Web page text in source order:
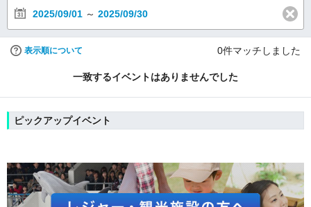
2025/09/01 ～ 2025/09/30
表示順について 0件マッチしました
一致するイベントはありませんでした
ピックアップイベント